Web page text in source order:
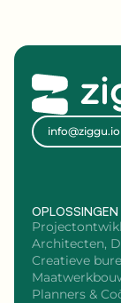
info@ziggu.io
OPLOSSINGEN
Architecten,
Creatieve
Planners &